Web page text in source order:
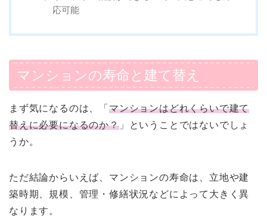
応可能
マンションの寿命と建て替え
まず気になるのは、「 マンションはどれくらいで建て
替えに必要になるのか？」ということではないでしょ
うか。
ただ結論からいえば、マンションの寿命は、立地や建
築時期、規模、管理・修繕状況などによって大きく異
なります。